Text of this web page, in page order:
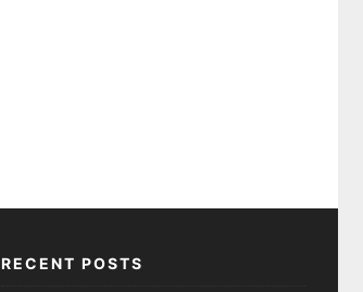
RECENT POSTS